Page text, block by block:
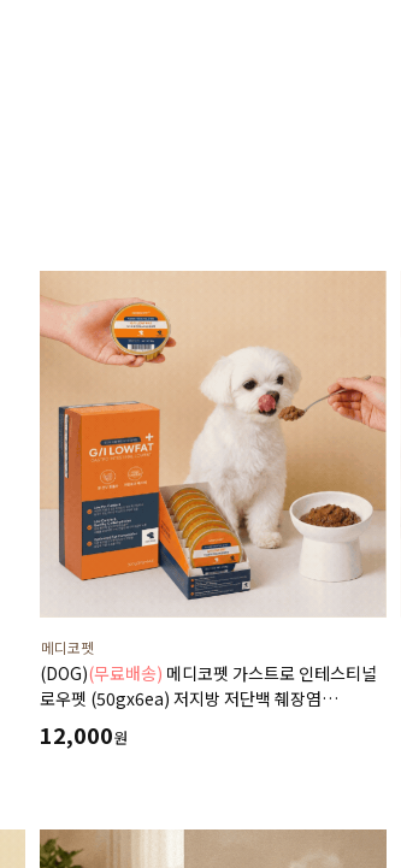
메디코펫
(DOG)(무료배송) 메디코펫 가스트로 인테스티널
로우펫 (50gx6ea) 저지방 저단백 췌장염
고지혈증에 도움 주는 처방 습식 캔 보조식
12,000원